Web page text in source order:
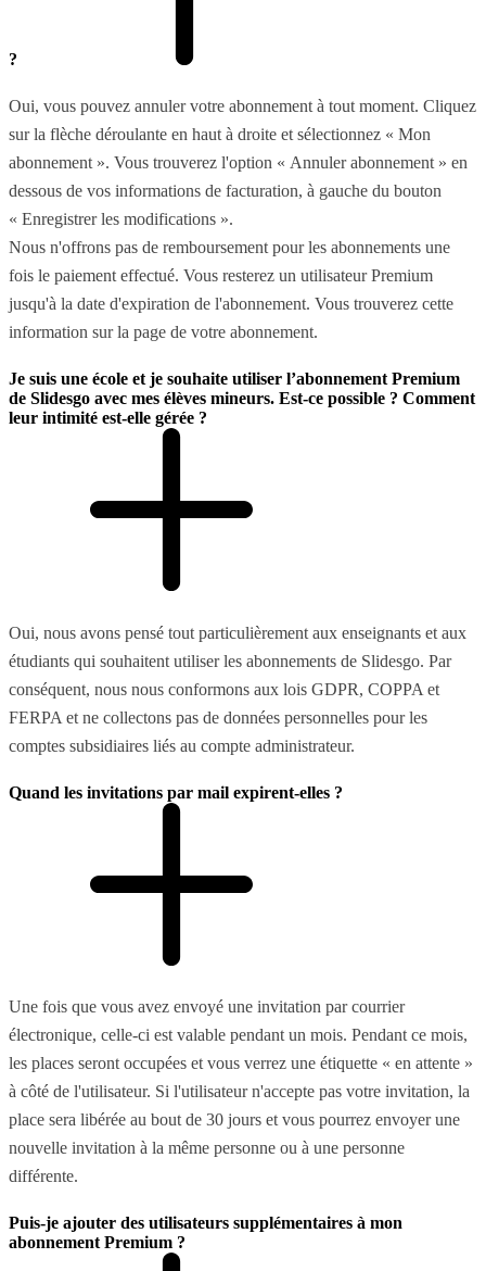
?
Oui, vous pouvez annuler votre abonnement à tout moment. Cliquez
sur la flèche déroulante en haut à droite et sélectionnez « Mon
abonnement ». Vous trouverez l'option « Annuler abonnement » en
dessous de vos informations de facturation, à gauche du bouton
« Enregistrer les modifications ».
Nous n'offrons pas de remboursement pour les abonnements une
fois le paiement effectué. Vous resterez un utilisateur Premium
jusqu'à la date d'expiration de l'abonnement. Vous trouverez cette
information sur la page de votre abonnement.
Je suis une école et je souhaite utiliser l’abonnement Premium
de Slidesgo avec mes élèves mineurs. Est-ce possible ? Comment
leur intimité est-elle gérée ?
Oui, nous avons pensé tout particulièrement aux enseignants et aux
étudiants qui souhaitent utiliser les abonnements de Slidesgo. Par
conséquent, nous nous conformons aux lois GDPR, COPPA et
FERPA et ne collectons pas de données personnelles pour les
comptes subsidiaires liés au compte administrateur.
Quand les invitations par mail expirent-elles ?
Une fois que vous avez envoyé une invitation par courrier
électronique, celle-ci est valable pendant un mois. Pendant ce mois,
les places seront occupées et vous verrez une étiquette « en attente »
à côté de l'utilisateur. Si l'utilisateur n'accepte pas votre invitation, la
place sera libérée au bout de 30 jours et vous pourrez envoyer une
nouvelle invitation à la même personne ou à une personne
différente.
Puis-je ajouter des utilisateurs supplémentaires à mon
abonnement Premium ?